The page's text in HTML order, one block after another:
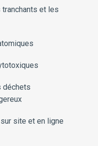
et les
déchets
site et en ligne